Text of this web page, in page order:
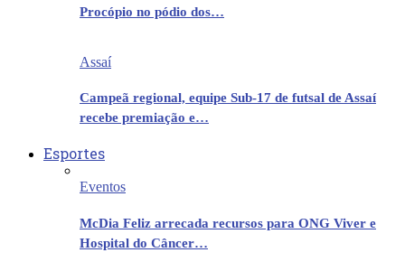
Procópio no pódio dos…
Assaí
Campeã regional, equipe Sub-17 de futsal de Assaí
recebe premiação e…
Esportes
Eventos
McDia Feliz arrecada recursos para ONG Viver e
Hospital do Câncer…